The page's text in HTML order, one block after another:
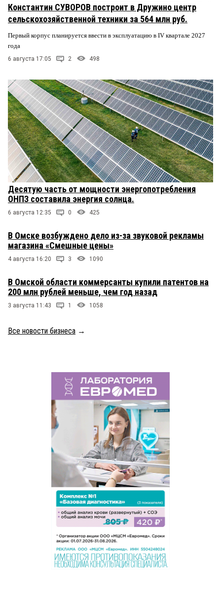
Константин СУВОРОВ построит в Дружино центр
сельскохозяйственной техники за 564 млн руб.
Первый корпус планируется ввести в эксплуатацию в IV квартале 2027
года
6 августа 17:05 2 498
Десятую часть от мощности энергопотребления
ОНПЗ составила энергия солнца.
6 августа 12:35 0 425
В Омске возбуждено дело из-за звуковой рекламы
магазина «Смешные цены»
4 августа 16:20 3 1090
В Омской области коммерсанты купили патентов на
200 млн рублей меньше, чем год назад
3 августа 11:43 1 1058
Все новости бизнеса →